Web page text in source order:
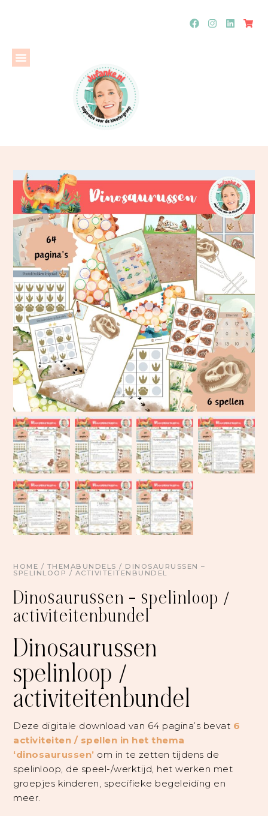
HOME / THEMABUNDELS / DINOSAURUSSEN –
SPELINLOOP / ACTIVITEITENBUNDEL
Dinosaurussen – spelinloop /
activiteitenbundel
Dinosaurussen
spelinloop /
activiteitenbundel
Deze digitale download van 64 pagina’s bevat 6
activiteiten / spellen in het thema
‘dinosaurussen’ om in te zetten tijdens de
spelinloop, de speel-/werktijd, het werken met
groepjes kinderen, specifieke begeleiding en
meer.